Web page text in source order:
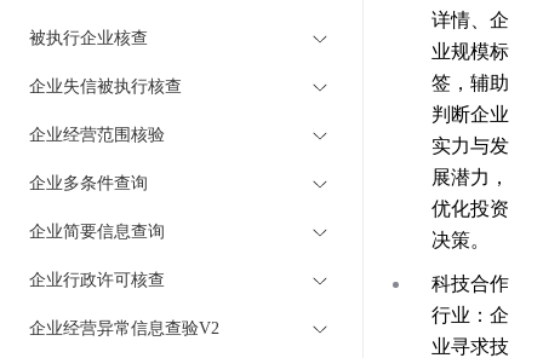
被执行企业核查
企业失信被执行核查
企业经营范围核验
企业多条件查询
企业简要信息查询
企业行政许可核查
企业经营异常信息查验V2
详情、企
业规模标
签，辅助
判断企业
实力与发
展潜力，
优化投资
决策。
科技合作
行业：企
业寻求技